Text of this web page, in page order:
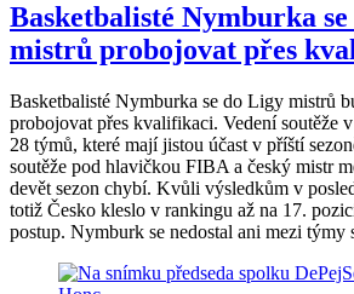
Basketbalisté Nymburka
mistrů probojovat přes
Basketbalisté Nymburka se do Ligy mistrů
probojovat přes kvalifikaci. Vedení soutěže
28 týmů, které mají jistou účast v příští
soutěže pod hlavičkou FIBA a český mistr
devět sezon chybí. Kvůli výsledkům v
totiž Česko kleslo v rankingu až na 17.
postup. Nymburk se nedostal ani mezi týmy